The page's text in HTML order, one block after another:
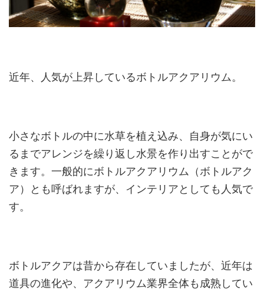
近年、人気が上昇しているボトルアクアリウム。
小さなボトルの中に水草を植え込み、自身が気にい
るまでアレンジを繰り返し水景を作り出すことがで
きます。一般的にボトルアクアリウム（ボトルアク
ア）とも呼ばれますが、インテリアとしても人気で
す。
ボトルアクアは昔から存在していましたが、近年は
道具の進化や、アクアリウム業界全体も成熟してい